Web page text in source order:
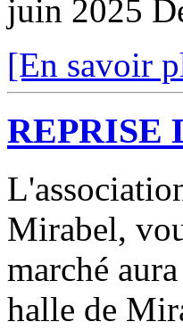
juin 2025
[En savoir
REPRISE
Mirabel,
marché
halle de